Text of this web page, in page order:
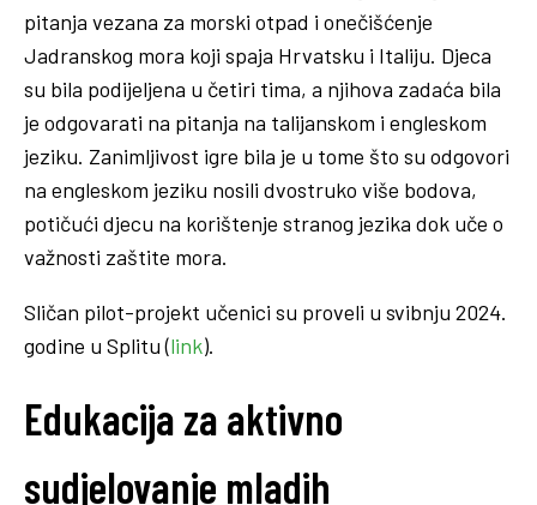
pitanja vezana za morski otpad i onečišćenje
Jadranskog mora koji spaja Hrvatsku i Italiju. Djeca
su bila podijeljena u četiri tima, a njihova zadaća bila
je odgovarati na pitanja na talijanskom i engleskom
jeziku. Zanimljivost igre bila je u tome što su odgovori
na engleskom jeziku nosili dvostruko više bodova,
potičući djecu na korištenje stranog jezika dok uče o
važnosti zaštite mora.
Sličan pilot-projekt učenici su proveli u svibnju 2024.
godine u Splitu (link).
Edukacija za aktivno
sudjelovanje mladih